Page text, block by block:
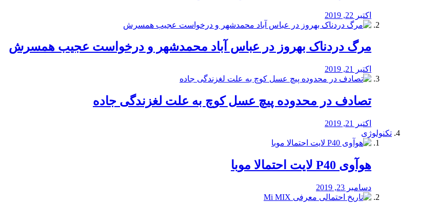
اکتبر 22, 2019
مرگ دردناک بهروز در عباس آباد محمدشهر و درخواست عجیب همسرش
اکتبر 21, 2019
تصادف در محدوده پیچ عسل کوچ به علت لغزندگی جاده
اکتبر 21, 2019
تکنولوژی
هوآوی P40 لایت احتمالا موبا
دسامبر 23, 2019